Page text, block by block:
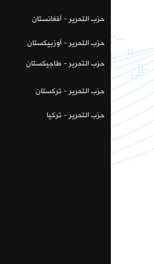
حزب التحرير - أفغانستان
حزب التحرير - أوزبيكستان
حزب التحرير - طاجيكستان
حزب التحرير - تركستان
حزب التحرير - تركيا